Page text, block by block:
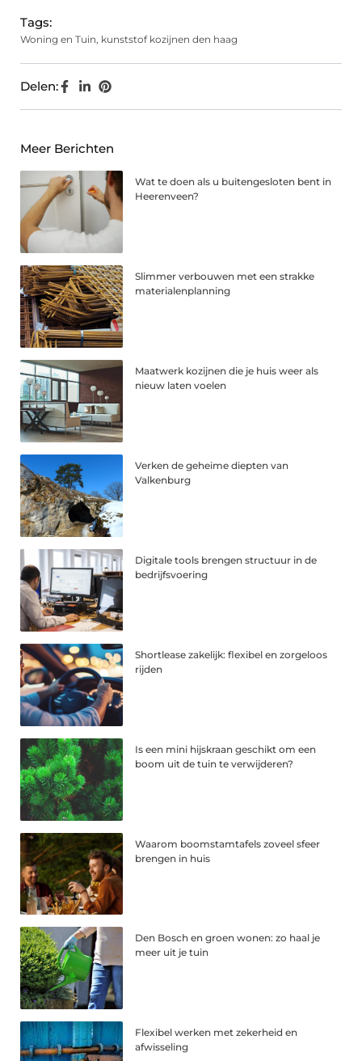
Tags:
Woning en Tuin, kunststof kozijnen den haag
Delen:
Meer Berichten
Wat te doen als u buitengesloten bent in
Heerenveen?
Slimmer verbouwen met een strakke
materialenplanning
Maatwerk kozijnen die je huis weer als
nieuw laten voelen
Verken de geheime diepten van
Valkenburg
Digitale tools brengen structuur in de
bedrijfsvoering
Shortlease zakelijk: flexibel en zorgeloos
rijden
Is een mini hijskraan geschikt om een
boom uit de tuin te verwijderen?
Waarom boomstamtafels zoveel sfeer
brengen in huis
Den Bosch en groen wonen: zo haal je
meer uit je tuin
Flexibel werken met zekerheid en
afwisseling